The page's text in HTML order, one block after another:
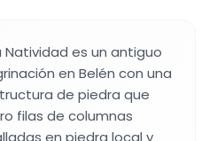
Natividad es un antiguo
en Belén con una
de piedra que
filas de columnas
en piedra local y